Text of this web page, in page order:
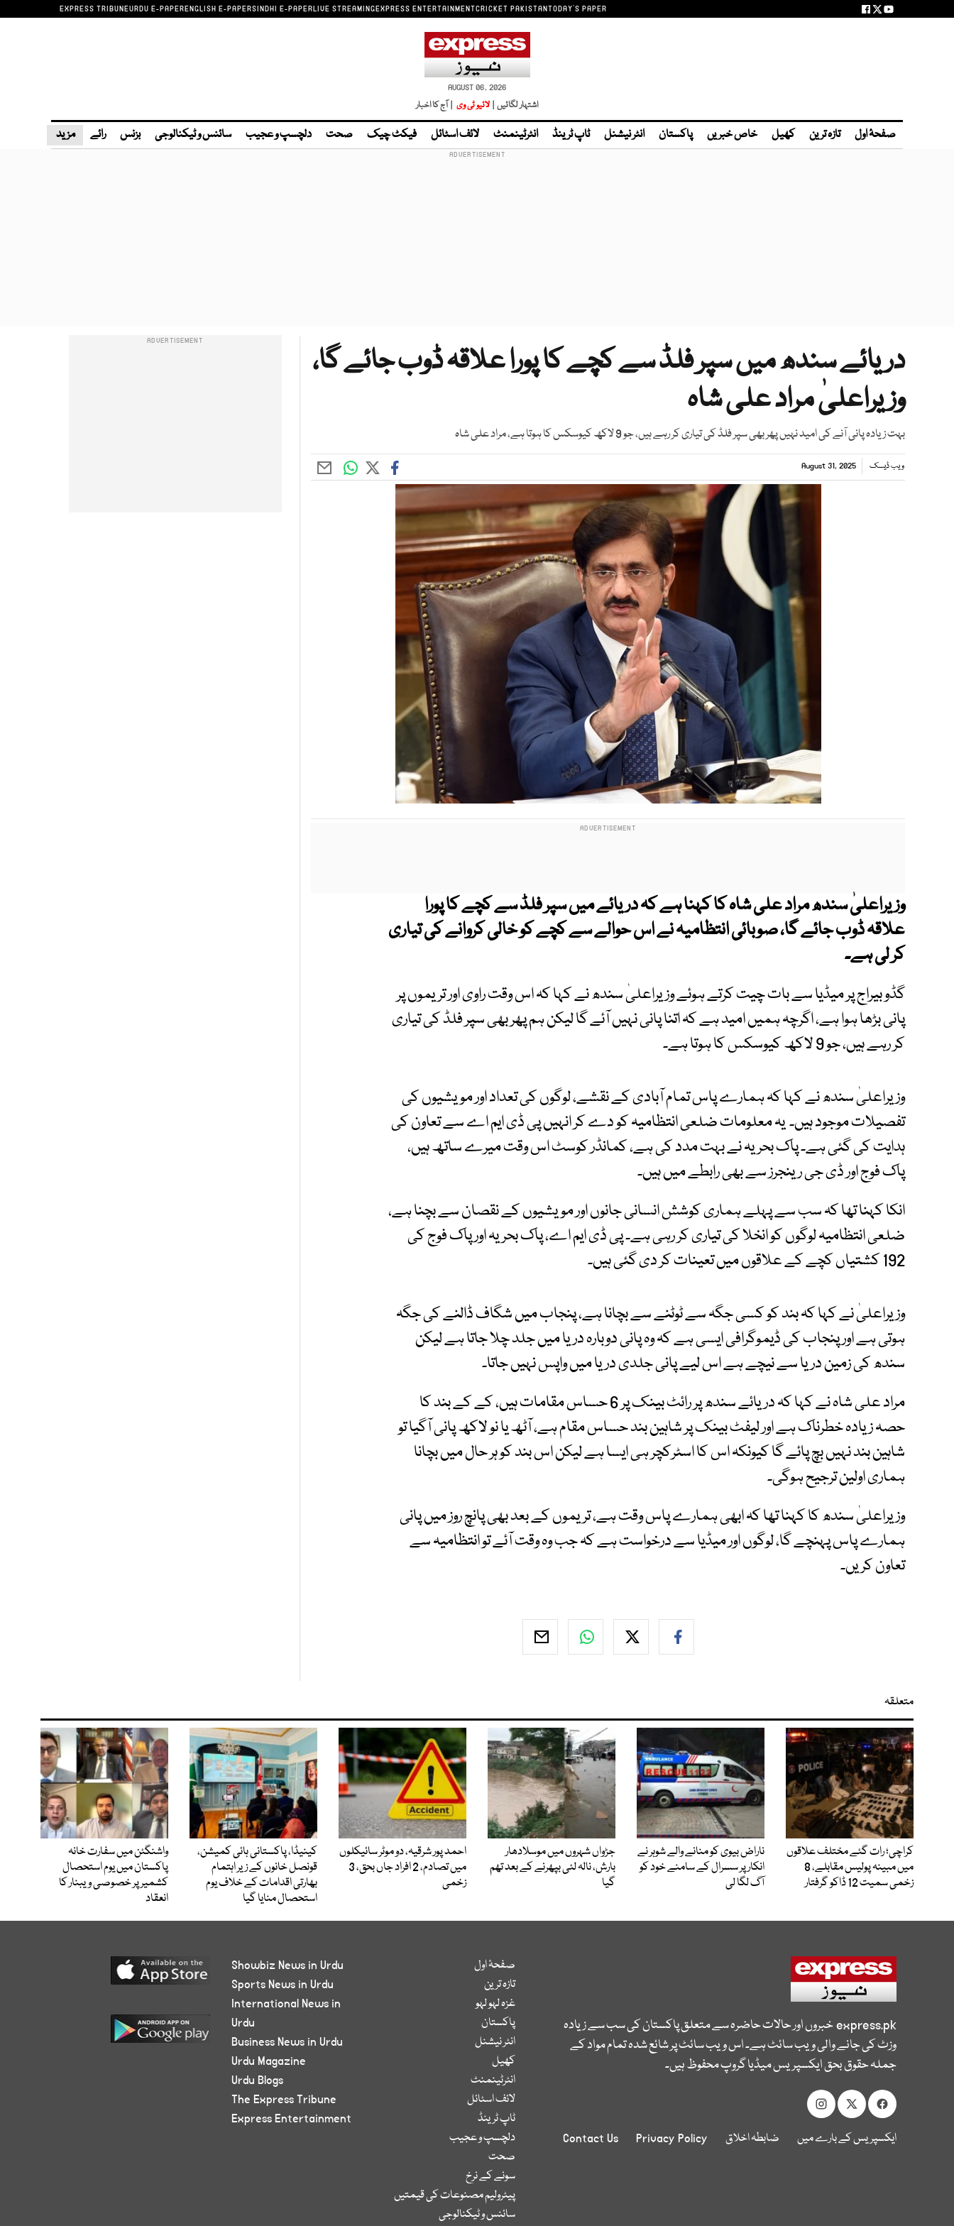
EXPRESS TRIBUNEURDU E-PAPERENGLISH E-PAPERSINDHI E-PAPERLIVE STREAMINGEXPRESS ENTERTAINMENTCRICKET PAKISTANTODAY'S PAPER
AUGUST 06, 2026
اشتہار لگائیں | لائیو ٹی وی | آج کا اخبار
صفحۂ اول تازہ ترین کھیل خاص خبریں پاکستان انٹر نیشنل ٹاپ ٹرینڈ انٹرٹینمنٹ لائف اسٹائل فیکٹ چیک صحت دلچسپ و عجیب سائنس و ٹیکنالوجی بزنس رائے مزید
دریائے سندھ میں سپر فلڈ سے کچے کا پورا علاقہ ڈوب جائے گا،
وزیراعلیٰ مراد علی شاہ
بہت زیادہ پانی آنے کی امید نہیں پھر بھی سپر فلڈ کی تیاری کر رہے ہیں، جو 9 لاکھ کیوسکس کا ہوتا ہے، مراد علی شاہ
ویب ڈیسک August 31, 2025
وزیراعلیٰ سندھ مراد علی شاہ کا کہنا ہے کہ دریائے میں سپر فلڈ سے کچے کا پورا
علاقہ ڈوب جائے گا، صوبائی انتظامیہ نے اس حوالے سے کچے کو خالی کروانے کی تیاری
کر لی ہے۔
گڈو بیراج پر میڈیا سے بات چیت کرتے ہوئے وزیراعلیٰ سندھ نے کہا کہ اس وقت راوی اور تریموں پر
پانی بڑھا ہوا ہے، اگرچہ ہمیں امید ہے کہ اتنا پانی نہیں آئے گا لیکن ہم پھر بھی سپر فلڈ کی تیاری
کر رہے ہیں، جو 9 لاکھ کیوسکس کا ہوتا ہے۔
وزیراعلیٰ سندھ نے کہا کہ ہمارے پاس تمام آبادی کے نقشے، لوگوں کی تعداد اور مویشیوں کی
تفصیلات موجود ہیں۔ یہ معلومات ضلعی انتظامیہ کو دے کر انہیں پی ڈی ایم اے سے تعاون کی
ہدایت کی گئی ہے۔ پاک بحریہ نے بہت مدد کی ہے، کمانڈر کوسٹ اس وقت میرے ساتھ ہیں،
پاک فوج اور ڈی جی رینجرز سے بھی رابطے میں ہیں۔
انکا کہنا تھا کہ سب سے پہلے ہماری کوشش انسانی جانوں اور مویشیوں کے نقصان سے بچنا ہے،
ضلعی انتظامیہ لوگوں کو انخلا کی تیاری کر رہی ہے۔ پی ڈی ایم اے، پاک بحریہ اور پاک فوج کی
192 کشتیاں کچے کے علاقوں میں تعینات کر دی گئی ہیں۔
وزیراعلیٰ نے کہا کہ بند کو کسی جگہ سے ٹوٹنے سے بچانا ہے، پنجاب میں شگاف ڈالنے کی جگہ
ہوتی ہے اور پنجاب کی ڈیموگرافی ایسی ہے کہ وہ پانی دوبارہ دریا میں جلد چلا جاتا ہے لیکن
سندھ کی زمین دریا سے نیچے ہے اس لیے پانی جلدی دریا میں واپس نہیں جاتا۔
مراد علی شاہ نے کہا کہ دریائے سندھ پر رائٹ بینک پر 6 حساس مقامات ہیں، کے کے بند کا
حصہ زیادہ خطرناک ہے اور لیفٹ بینک پر شاہین بند حساس مقام ہے، آٹھ یا نو لاکھ پانی آگیا تو
شاہین بند نہیں بچ پائے گا کیونکہ اس کا اسٹرکچر ہی ایسا ہے لیکن اس بند کو ہر حال میں بچانا
ہماری اولین ترجیح ہوگی۔
وزیراعلیٰ سندھ کا کہنا تھا کہ ابھی ہمارے پاس وقت ہے، تریموں کے بعد بھی پانچ روز میں پانی
ہمارے پاس پہنچے گا، لوگوں اور میڈیا سے درخواست ہے کہ جب وہ وقت آئے تو انتظامیہ سے
تعاون کریں۔
متعلقہ
کراچی؛ رات گئے مختلف علاقوں
میں مبینہ پولیس مقابلے، 8
زخمی سمیت 12 ڈاکو گرفتار
ناراض بیوی کو منانے والے شوہر نے
انکار پر سسرال کے سامنے خود کو
آگ لگا لی
جڑواں شہروں میں موسلادھار
بارش، نالہ لئی بپھرنے کے بعد تھم
گیا
احمد پور شرقیہ، دو موٹر سائیکلوں
میں تصادم، 2 افراد جاں بحق، 3
زخمی
کینیڈا، پاکستانی ہائی کمیشن،
قونصل خانوں کے زیر اہتمام
بھارتی اقدامات کے خلاف یوم
استحصال منایا گیا
واشنگٹن میں سفارت خانہ
پاکستان میں یوم استحصال
کشمیر پر خصوصی ویبنار کا
انعقاد
express.pkخبروں اور حالات حاضرہ سے متعلق پاکستان کی سب سے زیادہ
وزٹ کی جانے والی ویب سائٹ ہے۔ اس ویب سائٹ پر شائع شدہ تمام مواد کے
جملہ حقوق بحق ایکسپریس میڈیا گروپ محفوظ ہیں۔
ایکسپریس کے بارے میں ضابطہ اخلاق Privacy Policy
Contact Us
صفحۂ اول
تازہ ترین
غزہ لہو لہو
پاکستان
انٹر نیشنل
کھیل
انٹرٹینمنٹ
لائف اسٹائل
ٹاپ ٹرینڈ
دلچسپ و عجیب
صحت
سونے کے نرخ
پیٹرولیم مصنوعات کی قیمتیں
سائنس و ٹیکنالوجی
Showbiz News in Urdu
Sports News in Urdu
International News in
Urdu
Business News in Urdu
Urdu Magazine
Urdu Blogs
The Express Tribune
Express Entertainment